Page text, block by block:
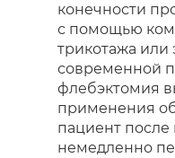
конечности
с помощью
трикотажа или
современной
флебэктомия
применения
пациент
немедленно